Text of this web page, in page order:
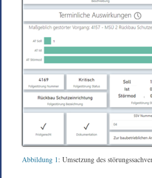
Abbildung 1: Umsetzung des